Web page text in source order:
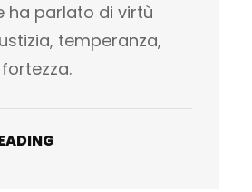
ha parlato di virtù
temperanza,